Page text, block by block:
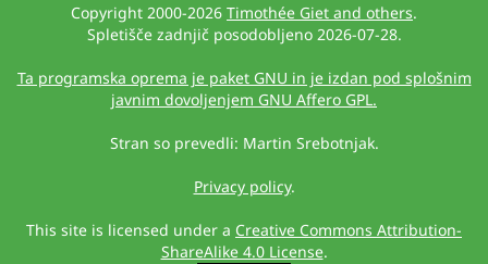
Copyright 2000-2026 Timothée Giet and others.
Spletišče zadnjič posodobljeno 2026-07-28.
Ta programska oprema je paket GNU in je izdan pod splošnim
javnim dovoljenjem GNU Affero GPL.
Stran so prevedli: Martin Srebotnjak.
Privacy policy.
This site is licensed under a Creative Commons Attribution-
ShareAlike 4.0 License.